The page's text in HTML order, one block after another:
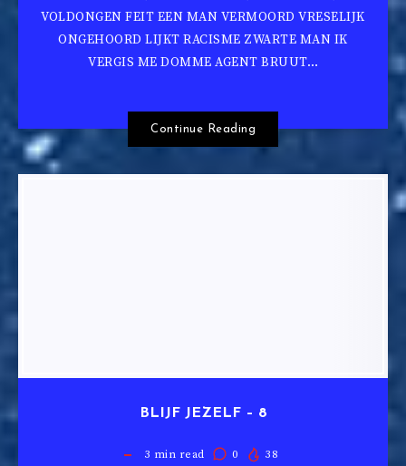
VOLDONGEN FEIT EEN MAN VERMOORD VRESELIJK
ONGEHOORD LIJKT RACISME ZWARTE MAN IK
VERGIS ME DOMME AGENT BRUUT…
Continue Reading
BLIJF JEZELF – 8
3 min read 0 38